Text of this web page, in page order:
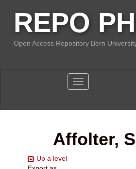
REPO
Open Access Repository Bern
Toggle navigation
Affolter,
Up a level